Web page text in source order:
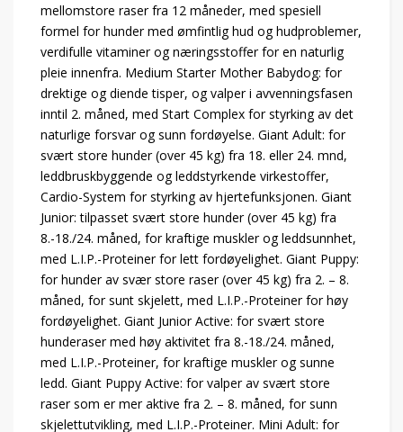
mellomstore raser fra 12 måneder, med spesiell
formel for hunder med ømfintlig hud og hudproblemer,
verdifulle vitaminer og næringsstoffer for en naturlig
pleie innenfra. Medium Starter Mother Babydog: for
drektige og diende tisper, og valper i avvenningsfasen
inntil 2. måned, med Start Complex for styrking av det
naturlige forsvar og sunn fordøyelse. Giant Adult: for
svært store hunder (over 45 kg) fra 18. eller 24. mnd,
leddbruskbyggende og leddstyrkende virkestoffer,
Cardio-System for styrking av hjertefunksjonen. Giant
Junior: tilpasset svært store hunder (over 45 kg) fra
8.-18./24. måned, for kraftige muskler og leddsunnhet,
med L.I.P.-Proteiner for lett fordøyelighet. Giant Puppy:
for hunder av svær store raser (over 45 kg) fra 2. – 8.
måned, for sunt skjelett, med L.I.P.-Proteiner for høy
fordøyelighet. Giant Junior Active: for svært store
hunderaser med høy aktivitet fra 8.-18./24. måned,
med L.I.P.-Proteiner, for kraftige muskler og sunne
ledd. Giant Puppy Active: for valper av svært store
raser som er mer aktive fra 2. – 8. måned, for sunn
skjelettutvikling, med L.I.P.-Proteiner. Mini Adult: for